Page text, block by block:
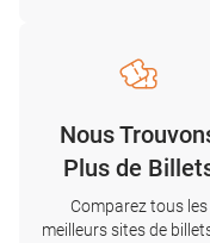
Nous
Plus de
Comparez tous les
meilleurs sites de